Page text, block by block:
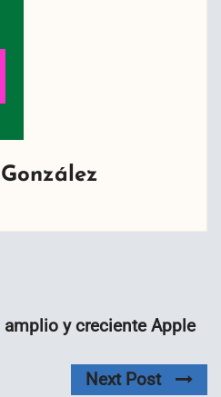
amplio y creciente Apple
Next Post